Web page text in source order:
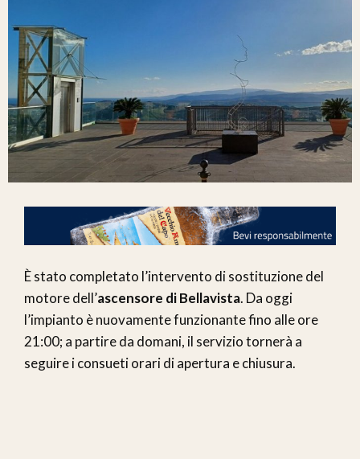
È stato completato l’intervento di sostituzione del
motore dell’ascensore di Bellavista. Da oggi
l’impianto è nuovamente funzionante fino alle ore
21:00; a partire da domani, il servizio tornerà a
seguire i consueti orari di apertura e chiusura.